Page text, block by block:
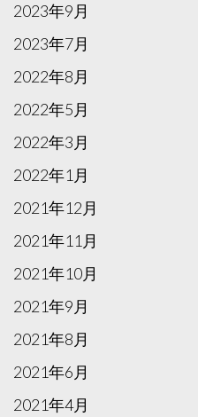
2023年9月
2023年7月
2022年8月
2022年5月
2022年3月
2022年1月
2021年12月
2021年11月
2021年10月
2021年9月
2021年8月
2021年6月
2021年4月